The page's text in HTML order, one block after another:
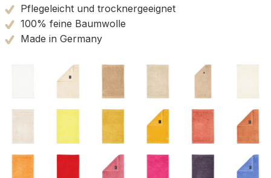
Pflegeleicht und trocknergeeignet
100% feine Baumwolle
Made in Germany